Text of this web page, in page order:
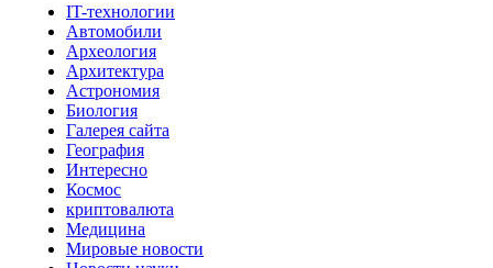
IT-технологии
Автомобили
Археология
Архитектура
Астрономия
Биология
Галерея сайта
География
Интересно
Космос
криптовалюта
Медицина
Мировые новости